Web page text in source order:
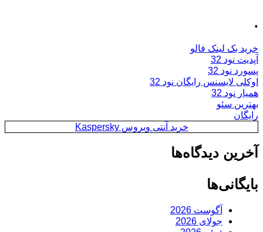
.
خرید بک لینک فالو
آپدیت نود 32
پسورد نود 32
اوکلی لایسنس رایگان نود 32
همیار نود 32
بهترین سئو
رایگان
خرید آنتی ویروس Kaspersky
آخرین دیدگاه‌ها
بایگانی‌ها
آگوست 2026
جولای 2026